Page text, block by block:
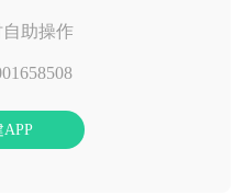
助操作
APP